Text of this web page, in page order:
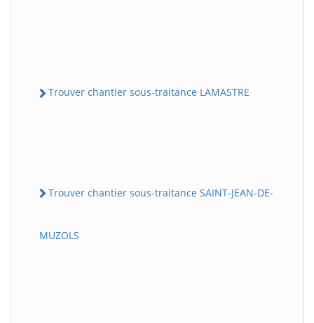
Trouver chantier sous-traitance LAMASTRE
Trouver chantier sous-traitance SAINT-JEAN-DE-
MUZOLS